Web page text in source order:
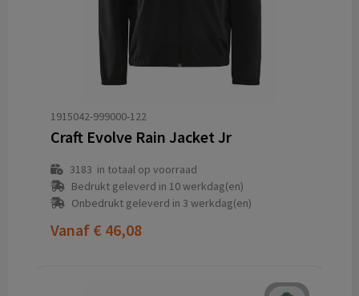
1915042-999000-122
Craft Evolve Rain Jacket Jr
3183 in totaal op voorraad
Bedrukt geleverd in 10 werkdag(en)
Onbedrukt geleverd in 3 werkdag(en)
Vanaf € 46,08